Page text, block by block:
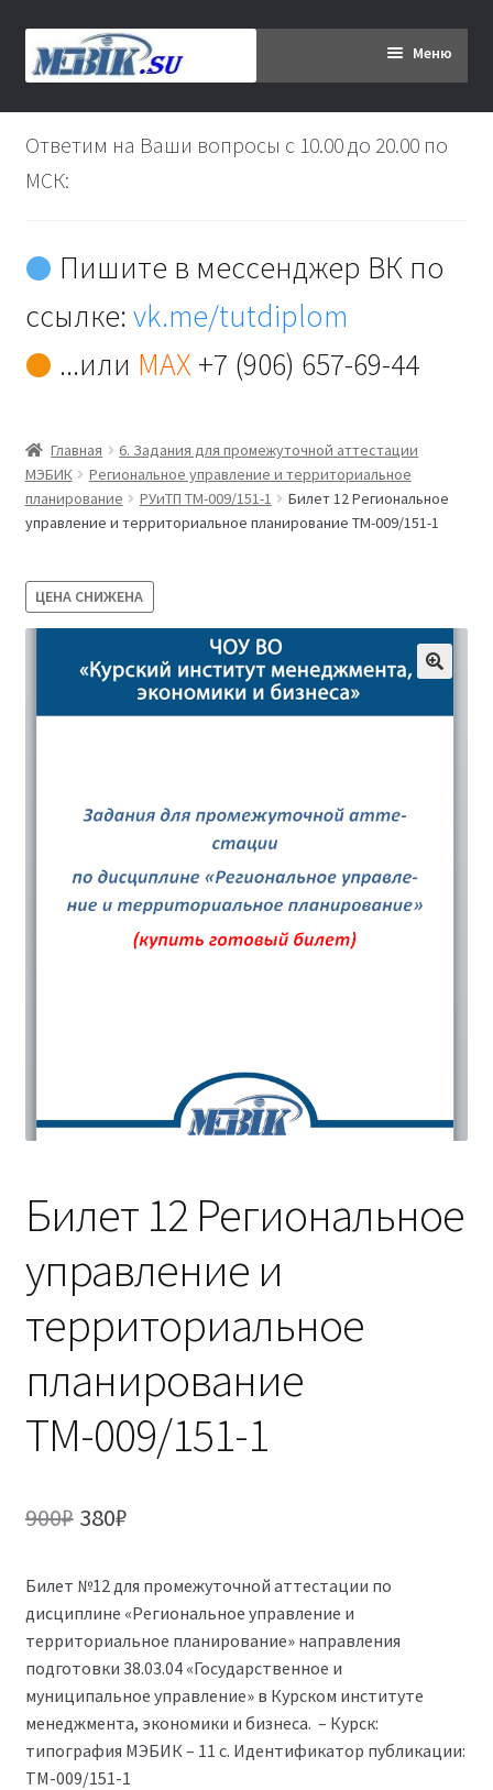
Перейти
к
Перейти
к
Меню
Главная
Дипломникам
Контакты
Магазин
Оферта
Политика конфиденциальности
38.03.04 Государственное и муниципальное
управление 3,5 года (Бакалавриат)
38.03.04 Государственное и муниципальное
38.04.04 Государственное и муниципальное
управление 2,5 года (Магистратура)
Ответим на Ваши вопросы с 10.00 до 20.00 по
МСК:
Пишите в мессенджер ВК по
ссылке:vk.me/tutdiplom
...или MAX +7 (906) 657-69-44
Главная
6. Задания для промежуточной аттестации
МЭБИК
Региональное управление и территориальное
планирование
РУиТП ТМ-009/151-1
Билет 12 Региональное
управление и территориальное планирование ТМ-009/151-1
ЦЕНА СНИЖЕНА
Билет 12 Региональное
управление и
территориальное
планирование
ТМ-009/151-1
900₽ Первоначальная
составляла
900₽.
380₽Текущая
380₽.
Билет №12 для промежуточной аттестации по
дисциплине «Региональное управление и
территориальное планирование» направления
подготовки 38.03.04 «Государственное и
муниципальное управление» в Курском институте
менеджмента, экономики и бизнеса. – Курск:
типография МЭБИК – 11 с. Идентификатор публикации:
ТМ-009/151-1